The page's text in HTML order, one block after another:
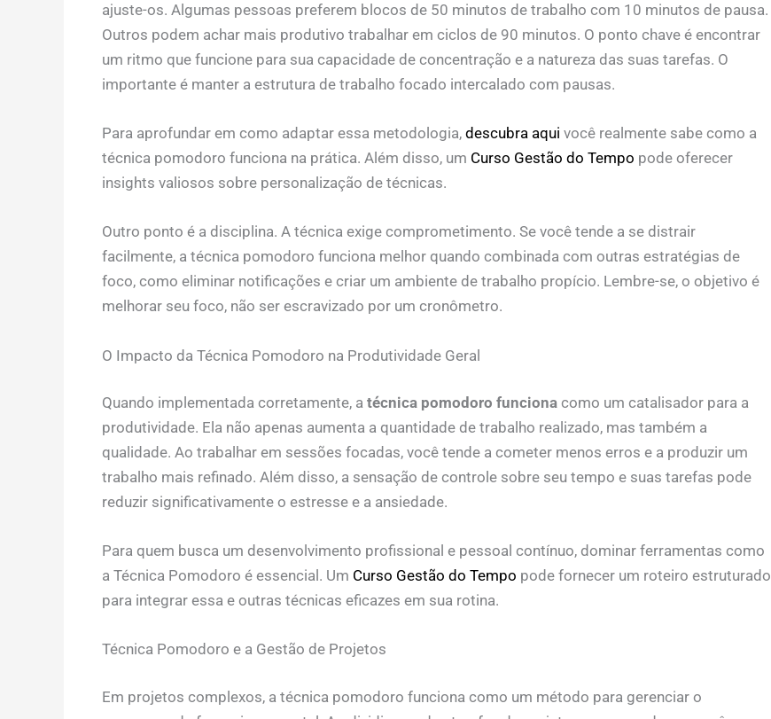
ajuste-os. Algumas pessoas preferem blocos de 50 minutos de trabalho com 10 minutos de pausa.
Outros podem achar mais produtivo trabalhar em ciclos de 90 minutos. O ponto chave é encontrar
um ritmo que funcione para sua capacidade de concentração e a natureza das suas tarefas. O
importante é manter a estrutura de trabalho focado intercalado com pausas.
Para aprofundar em como adaptar essa metodologia, descubra aqui você realmente sabe como a
técnica pomodoro funciona na prática. Além disso, um Curso Gestão do Tempo pode oferecer
insights valiosos sobre personalização de técnicas.
Outro ponto é a disciplina. A técnica exige comprometimento. Se você tende a se distrair
facilmente, a técnica pomodoro funciona melhor quando combinada com outras estratégias de
foco, como eliminar notificações e criar um ambiente de trabalho propício. Lembre-se, o objetivo é
melhorar seu foco, não ser escravizado por um cronômetro.
O Impacto da Técnica Pomodoro na Produtividade Geral
Quando implementada corretamente, a técnica pomodoro funcionacomo um catalisador para a
produtividade. Ela não apenas aumenta a quantidade de trabalho realizado, mas também a
qualidade. Ao trabalhar em sessões focadas, você tende a cometer menos erros e a produzir um
trabalho mais refinado. Além disso, a sensação de controle sobre seu tempo e suas tarefas pode
reduzir significativamente o estresse e a ansiedade.
Para quem busca um desenvolvimento profissional e pessoal contínuo, dominar ferramentas como
a Técnica Pomodoro é essencial. Um Curso Gestão do Tempo pode fornecer um roteiro estruturado
para integrar essa e outras técnicas eficazes em sua rotina.
Técnica Pomodoro e a Gestão de Projetos
Em projetos complexos, a técnica pomodoro funciona como um método para gerenciar o